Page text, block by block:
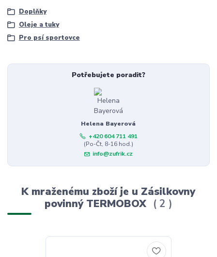
Doplňky
Oleje a tuky
Pro psí sportovce
Potřebujete poradit?
Helena Bayerová
+420 604 711 491
(Po-Čt, 8-16 hod.)
info@zufrik.cz
K mraženému zboží je u Zásilkovny
povinný TERMOBOX
2